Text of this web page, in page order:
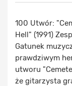
100 Utwór:
Hell" (1991)
Gatunek
prawdziwym
utworu
że gitarzysta